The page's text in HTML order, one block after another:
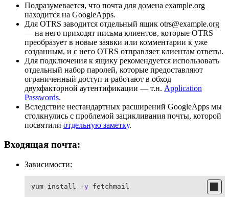
Подразумевается, что почта для домена example.org
находится на GoogleApps.
Для OTRS заводится отдельный ящик otrs@example.org
— на него приходят письма клиентов, которые OTRS
преобразует в новые заявки или комментарии к уже
созданным, и с него OTRS отправляет клиентам ответы.
Для подключения к ящику рекомендуется использовать
отдельный набор паролей, которые предоставляют
ограниченный доступ и работают в обход
двухфакторной аутентификации — т.н. Application
Passwords.
Вследствие нестандартных расширений GoogleApps мы
столкнулись с проблемой зацикливания почты, которой
посвятили отдельную заметку.
Входящая почта:
Зависимости:
yum install -y fetchmail